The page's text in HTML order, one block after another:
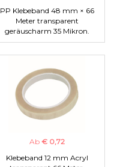
PP Klebeband 48 mm × 66
Meter transparent
geräuscharm 35 Mikron.
Ab € 0,72
Klebeband 12 mm Acryl